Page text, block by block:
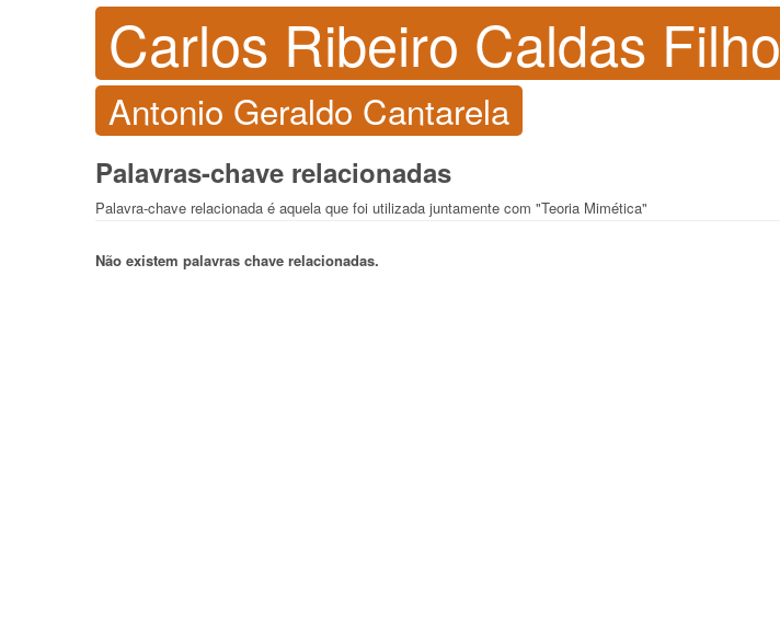
Carlos Ribeiro Caldas Filho
Antonio Geraldo Cantarela
Palavras-chave relacionadas
Palavra-chave relacionada é aquela que foi utilizada juntamente com "Teoria Mimética"
Não existem palavras chave relacionadas.